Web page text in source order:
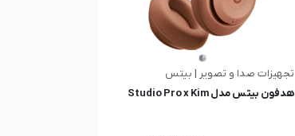
تجهیزات صدا و تصویر | بیتس
هدفون بیتس مدل Studio Pro x Kim